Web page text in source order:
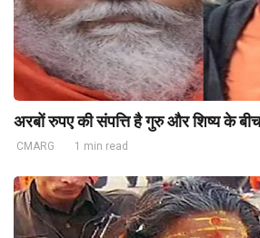
अरबों रुपए की संपत्ति है गुरु और शिष्य के
CMARG 1 min read